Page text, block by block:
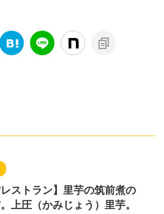
レストラン】里芋の筑前煮の
上圧（かみじょう）里芋。